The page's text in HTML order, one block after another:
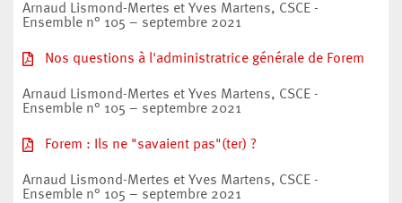
Arnaud Lismond-Mertes et Yves Martens, CSCE -
Ensemble n° 105 – septembre 2021
Nos questions à l'administratrice générale de Forem
Arnaud Lismond-Mertes et Yves Martens, CSCE -
Ensemble n° 105 – septembre 2021
Forem : Ils ne "savaient pas"(ter) ?
Arnaud Lismond-Mertes et Yves Martens, CSCE -
Ensemble n° 105 – septembre 2021